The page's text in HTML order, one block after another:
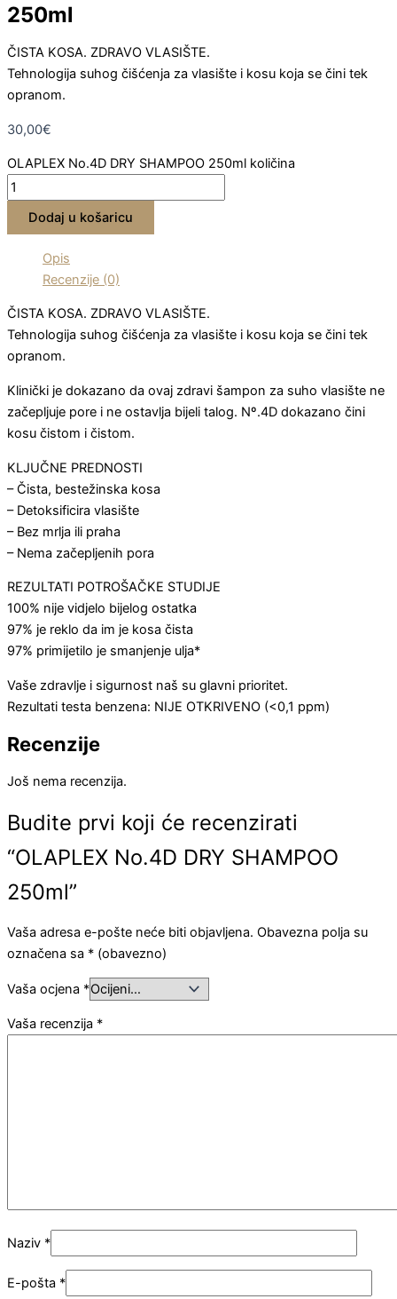
250ml
ČISTA KOSA. ZDRAVO VLASIŠTE.
Tehnologija suhog čišćenja za vlasište i kosu koja se čini tek
opranom.
30,00€
OLAPLEX No.4D DRY SHAMPOO 250ml količina
Dodaj u košaricu
Opis
Recenzije (0)
ČISTA KOSA. ZDRAVO VLASIŠTE.
Tehnologija suhog čišćenja za vlasište i kosu koja se čini tek
opranom.
Klinički je dokazano da ovaj zdravi šampon za suho vlasište ne
začepljuje pore i ne ostavlja bijeli talog. Nº.4D dokazano čini
kosu čistom i čistom.
KLJUČNE PREDNOSTI
– Čista, bestežinska kosa
– Detoksificira vlasište
– Bez mrlja ili praha
– Nema začepljenih pora
REZULTATI POTROŠAČKE STUDIJE
100% nije vidjelo bijelog ostatka
97% je reklo da im je kosa čista
97% primijetilo je smanjenje ulja*
Vaše zdravlje i sigurnost naš su glavni prioritet.
Rezultati testa benzena: NIJE OTKRIVENO (<0,1 ppm)
Recenzije
Još nema recenzija.
Budite prvi koji će recenzirati
“OLAPLEX No.4D DRY SHAMPOO
250ml”
Vaša adresa e-pošte neće biti objavljena. Obavezna polja su
označena sa * (obavezno)
Vaša ocjena *
Vaša recenzija *
Naziv *
E-pošta *